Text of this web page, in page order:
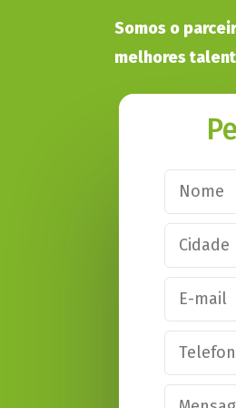
Somos o
melhores